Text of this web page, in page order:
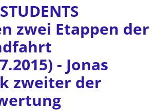
zwei Etappen der
- Jonas
zweiter der